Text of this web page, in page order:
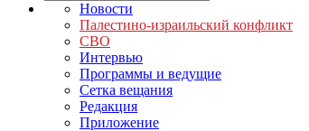
Новости
Палестино-израильский конфликт
СВО
Интервью
Программы и ведущие
Сетка вещания
Редакция
Приложение